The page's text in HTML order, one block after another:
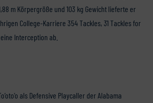
m Körpergröße und 103 kg Gewicht lieferte er
College-Karriere 354 Tackles, 31 Tackles for
Interception ab.
als Defensive Playcaller der Alabama